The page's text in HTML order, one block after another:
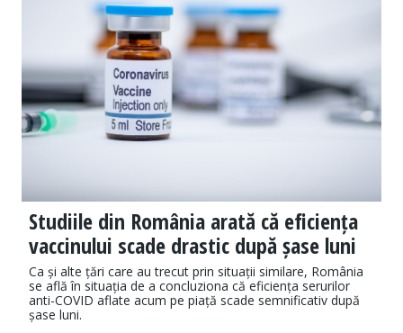
Studiile din România arată că eficiența
vaccinului scade drastic după șase luni
Ca și alte țări care au trecut prin situații similare, România
se află în situația de a concluziona că eficiența serurilor
anti-COVID aflate acum pe piață scade semnificativ după
șase luni.